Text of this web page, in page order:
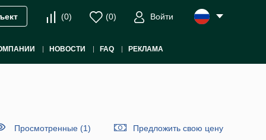
(0) (0) Войти
НОВОСТИ FAQ РЕКЛАМА
Просмотренные (1) Предложить свою цену